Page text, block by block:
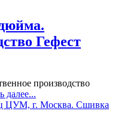
Гефест
производство
далее...